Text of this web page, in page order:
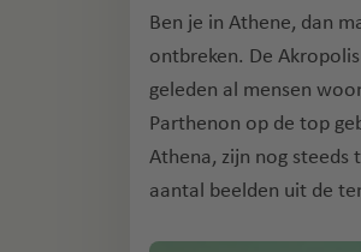
Ben je in Athene, dan
ontbreken. De
geleden al mensen
Parthenon op de top
Athena, zijn nog steeds
aantal beelden uit de